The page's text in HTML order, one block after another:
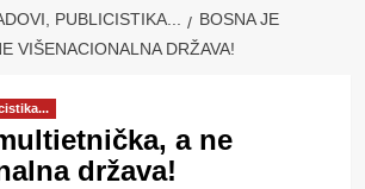
PUBLICISTIKA...
BOSNA JE
VIŠENACIONALNA DRŽAVA!
a ne
država!